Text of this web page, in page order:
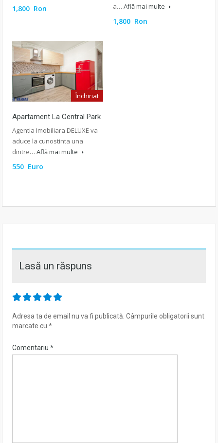
1,800 Ron a… Află mai multe
1,800 Ron
Închiriat
Apartament La Central Park
Agentia Imobiliara DELUXE va
aduce la cunostinta una
dintre… Află mai multe
550 Euro
Lasă un răspuns
Adresa ta de email nu va fi publicată. Câmpurile obligatorii sunt
marcate cu *
Comentariu *